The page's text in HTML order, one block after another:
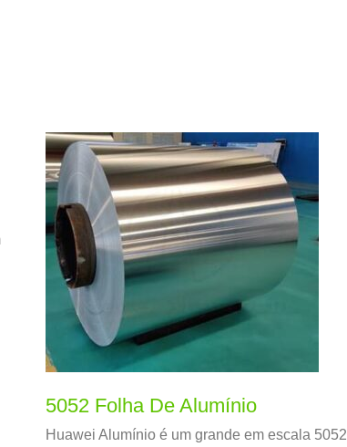
5052 Folha De Alumínio
Huawei Alumínio é um grande em escala 5052